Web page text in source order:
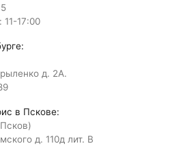
17:00
д. 2А.
в Пскове:
д. 110д лит. В